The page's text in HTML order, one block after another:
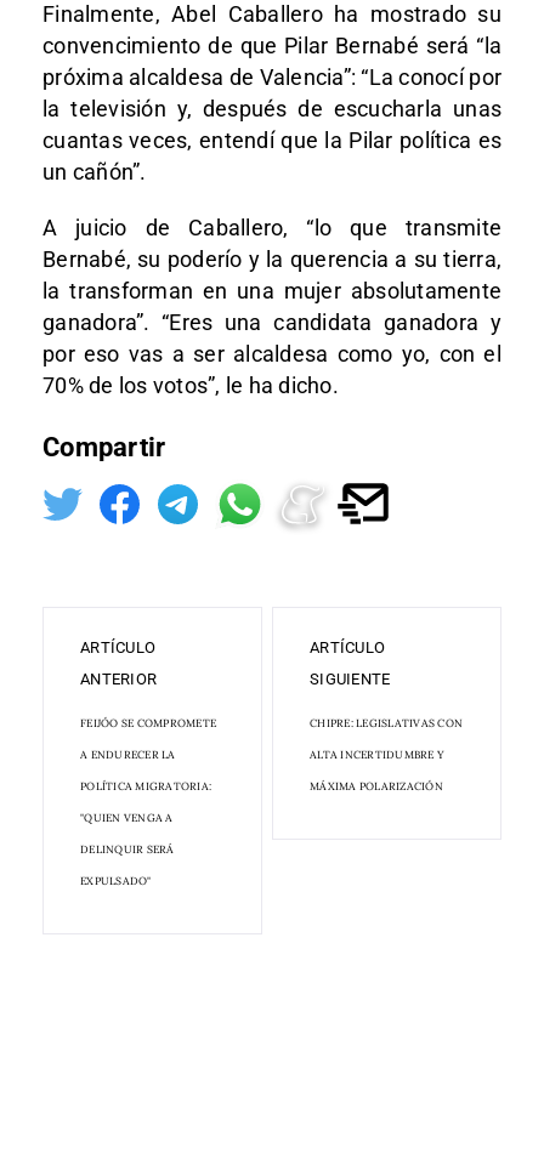
Finalmente, Abel Caballero ha mostrado su
convencimiento de que Pilar Bernabé será “la
próxima alcaldesa de Valencia”: “La conocí por
la televisión y, después de escucharla unas
cuantas veces, entendí que la Pilar política es
un cañón”.
A juicio de Caballero, “lo que transmite
Bernabé, su poderío y la querencia a su tierra,
la transforman en una mujer absolutamente
ganadora”. “Eres una candidata ganadora y
por eso vas a ser alcaldesa como yo, con el
70% de los votos”, le ha dicho.
Compartir
ARTÍCULO
ANTERIOR
FEIJÓO SE COMPROMETE
A ENDURECER LA
POLÍTICA MIGRATORIA:
"QUIEN VENGA A
DELINQUIR SERÁ
EXPULSADO"
ARTÍCULO
SIGUIENTE
CHIPRE: LEGISLATIVAS CON
ALTA INCERTIDUMBRE Y
MÁXIMA POLARIZACIÓN